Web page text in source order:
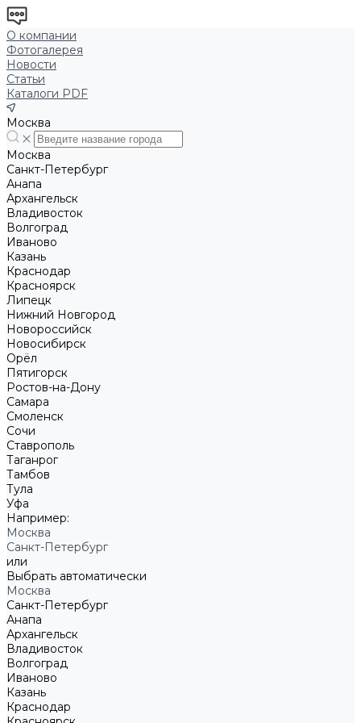
О компании
Фотогалерея
Новости
Статьи
Каталоги PDF
Москва
Москва
Санкт-Петербург
Анапа
Архангельск
Владивосток
Волгоград
Иваново
Казань
Краснодар
Красноярск
Липецк
Нижний Новгород
Новороссийск
Новосибирск
Орёл
Пятигорск
Ростов-на-Дону
Самара
Смоленск
Сочи
Ставрополь
Таганрог
Тамбов
Тула
Уфа
Например:
Москва
Санкт-Петербург
или
Выбрать автоматически
Москва
Санкт-Петербург
Анапа
Архангельск
Владивосток
Волгоград
Иваново
Казань
Краснодар